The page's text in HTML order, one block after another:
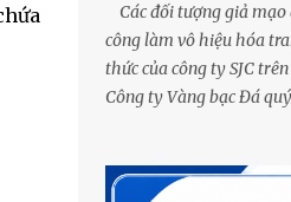
Các đối tượng giả mạo
công làm vô hiệu hóa
thức của công ty SJC
Công ty Vàng bạc Đá quý
fanpage chính thức của